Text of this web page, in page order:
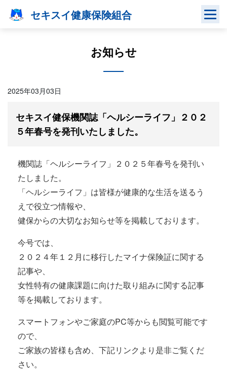
セキスイ健康保険組合
お知らせ
2025年03月03日
セキスイ健保機関誌「ヘルシーライフ」２０２
５年春号を発刊いたしました。
機関誌「ヘルシーライフ」２０２５年春号を発刊い
たしました。
「ヘルシーライフ」は皆様が健康的な生活を送るう
えで役立つ情報や、
健保からの大切なお知らせ等を掲載しております。
今号では、
２０２４年１２月に移行したマイナ保険証に関する
記事や、
女性特有の健康課題に向けた取り組みに関する記事
等を掲載しております。
スマートフォンやご家庭のPC等からも閲覧可能です
ので、
ご家族の皆様も含め、下記リンクより是非ご覧くだ
さい。